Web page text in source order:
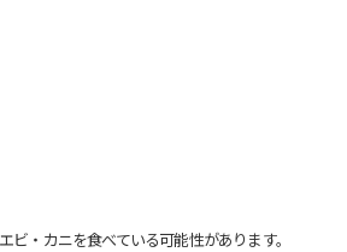
・カニを食べている可能性があります。